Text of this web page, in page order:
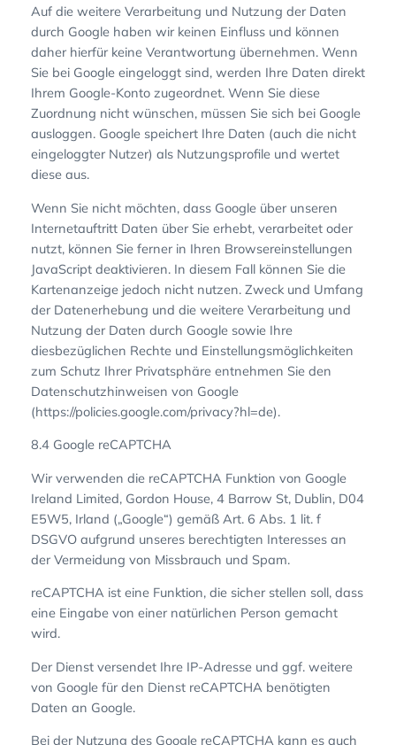
Auf die weitere Verarbeitung und Nutzung der Daten
durch Google haben wir keinen Einfluss und können
daher hierfür keine Verantwortung übernehmen. Wenn
Sie bei Google eingeloggt sind, werden Ihre Daten direkt
Ihrem Google-Konto zugeordnet. Wenn Sie diese
Zuordnung nicht wünschen, müssen Sie sich bei Google
ausloggen. Google speichert Ihre Daten (auch die nicht
eingeloggter Nutzer) als Nutzungsprofile und wertet
diese aus.
Wenn Sie nicht möchten, dass Google über unseren
Internetauftritt Daten über Sie erhebt, verarbeitet oder
nutzt, können Sie ferner in Ihren Browsereinstellungen
JavaScript deaktivieren. In diesem Fall können Sie die
Kartenanzeige jedoch nicht nutzen. Zweck und Umfang
der Datenerhebung und die weitere Verarbeitung und
Nutzung der Daten durch Google sowie Ihre
diesbezüglichen Rechte und Einstellungsmöglichkeiten
zum Schutz Ihrer Privatsphäre entnehmen Sie den
Datenschutzhinweisen von Google
(https://policies.google.com/privacy?hl=de).
8.4 Google reCAPTCHA
Wir verwenden die reCAPTCHA Funktion von Google
Ireland Limited, Gordon House, 4 Barrow St, Dublin, D04
E5W5, Irland („Google“) gemäß Art. 6 Abs. 1 lit. f
DSGVO aufgrund unseres berechtigten Interesses an
der Vermeidung von Missbrauch und Spam.
reCAPTCHA ist eine Funktion, die sicher stellen soll, dass
eine Eingabe von einer natürlichen Person gemacht
wird.
Der Dienst versendet Ihre IP-Adresse und ggf. weitere
von Google für den Dienst reCAPTCHA benötigten
Daten an Google.
Bei der Nutzung des Google reCAPTCHA kann es auch